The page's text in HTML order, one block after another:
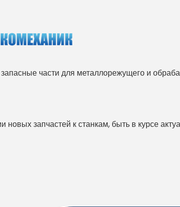
части для металлорежущего и
новых запчастей к станкам, быть в курсе